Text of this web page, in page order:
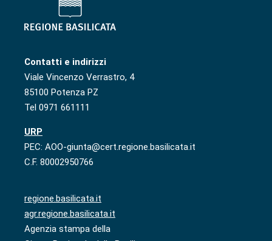
Contatti e indirizzi
Viale Vincenzo Verrastro, 4
85100 Potenza PZ
Tel 0971 661111
URP
PEC: AOO-giunta@cert.regione.basilicata.it
C.F. 80002950766
regione.basilicata.it
agr.regione.basilicata.it
Agenzia stampa della